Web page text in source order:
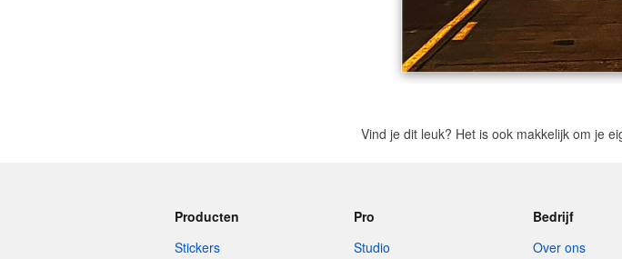
Vind je dit leuk? Het is ook makkelijk om je
Producten
Stickers
Pro
Studio
Bedrijf
Over ons